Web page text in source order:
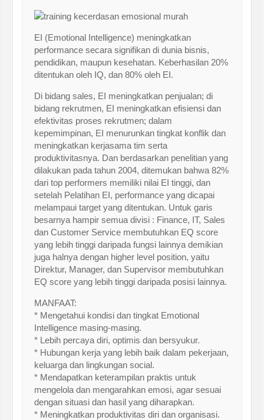
EI (Emotional Intelligence) meningkatkan
performance secara signifikan di dunia bisnis,
pendidikan, maupun kesehatan. Keberhasilan 20%
ditentukan oleh IQ, dan 80% oleh EI.
Di bidang sales, EI meningkatkan penjualan; di
bidang rekrutmen, EI meningkatkan efisiensi dan
efektivitas proses rekrutmen; dalam
kepemimpinan, EI menurunkan tingkat konflik dan
meningkatkan kerjasama tim serta
produktivitasnya. Dan berdasarkan penelitian yang
dilakukan pada tahun 2004, ditemukan bahwa 82%
dari top performers memiliki nilai EI tinggi, dan
setelah Pelatihan EI, performance yang dicapai
melampaui target yang ditentukan. Untuk garis
besarnya hampir semua divisi : Finance, IT, Sales
dan Customer Service membutuhkan EQ score
yang lebih tinggi daripada fungsi lainnya demikian
juga halnya dengan higher level position, yaitu
Direktur, Manager, dan Supervisor membutuhkan
EQ score yang lebih tinggi daripada posisi lainnya.
MANFAAT:
* Mengetahui kondisi dan tingkat Emotional
Intelligence masing-masing.
* Lebih percaya diri, optimis dan bersyukur.
* Hubungan kerja yang lebih baik dalam pekerjaan,
keluarga dan lingkungan social.
* Mendapatkan keterampilan praktis untuk
mengelola dan mengarahkan emosi, agar sesuai
dengan situasi dan hasil yang diharapkan.
* Meningkatkan produktivitas diri dan organisasi.